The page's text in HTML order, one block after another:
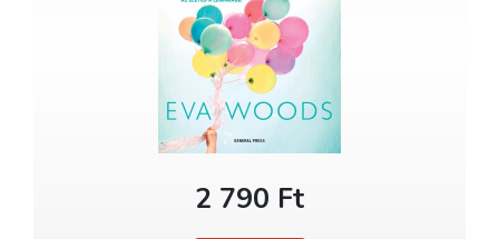
2 790 Ft